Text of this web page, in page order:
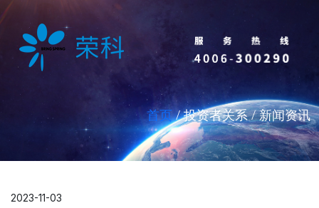
首页/ 投资者关系 / 新闻资讯
2023-11-03